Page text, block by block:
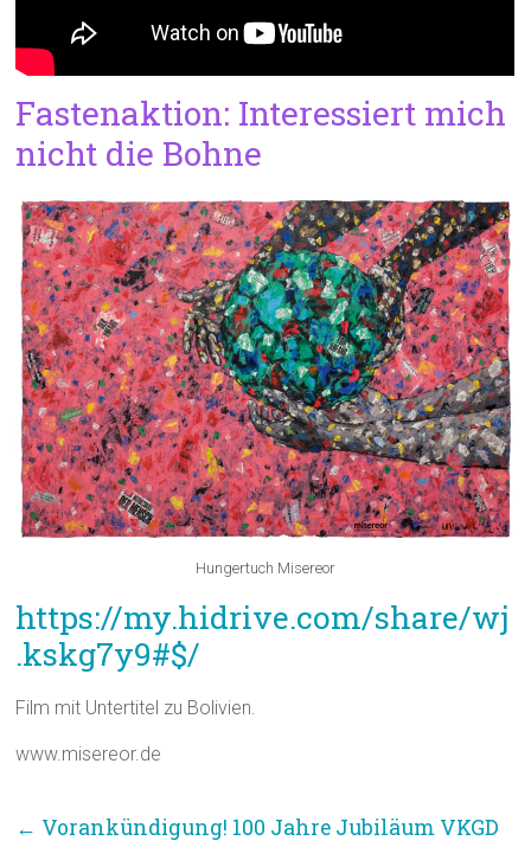
Fastenaktion: Interessiert mich
nicht die Bohne
Hungertuch Misereor
https://my.hidrive.com/share/wj
.kskg7y9#$/
Film mit Untertitel zu Bolivien.
www.misereor.de
← Vorankündigung! 100 Jahre Jubiläum VKGD